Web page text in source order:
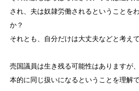
され、夫は奴隷労働されるということを
か？
それとも、自分だけは大丈夫などと考え
売国議員は生き残る可能性はありますが
本的に同じ扱いになるということを理解